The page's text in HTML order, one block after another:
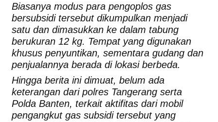
Biasanya modus para pengoplos gas
bersubsidi tersebut dikumpulkan menjadi
satu dan dimasukkan ke dalam tabung
berukuran 12 kg. Tempat yang digunakan
khusus penyuntikan, sementara gudang dan
penjualannya berada di lokasi berbeda.
Hingga berita ini dimuat, belum ada
keterangan dari polres Tangerang serta
Polda Banten, terkait aktifitas dari mobil
pengangkut gas subsidi tersebut yang